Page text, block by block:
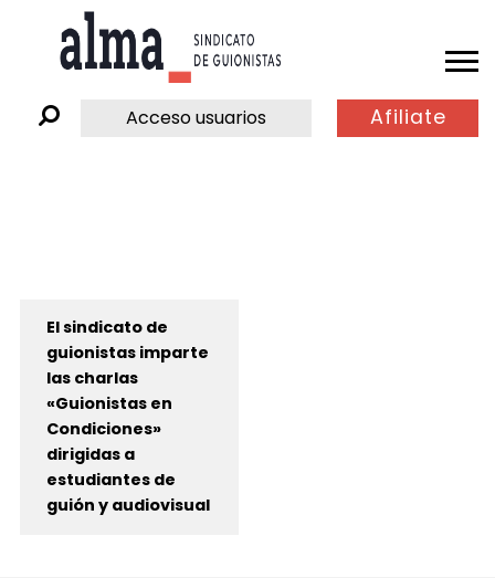
Acceso usuarios Afiliate
El sindicato de
guionistas imparte
las charlas
«Guionistas en
Condiciones»
dirigidas a
estudiantes de
guión y audiovisual